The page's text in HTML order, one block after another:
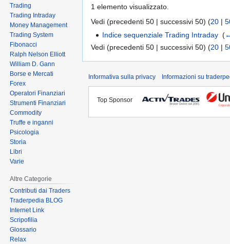
1 elemento visualizzato.
Vedi (precedenti 50 | successivi 50) (20 |
Indice sequenziale Trading Intraday ‎(
Vedi (precedenti 50 | successivi 50) (20 |
Trading
Trading Intraday
Money Management
Trading System
Fibonacci
Ralph Nelson Elliott
William D. Gann
Borse e Mercati
Forex
Operatori Finanziari
Strumenti Finanziari
Commodity
Truffe e inganni
Psicologia
Storia
Libri
Varie
Altre Categorie
Contributi dai Traders
Traderpedia BLOG
Internet Link
Scripofilia
Glossario
Relax
Informativa sulla privacy Informazioni su
Top Sponsor